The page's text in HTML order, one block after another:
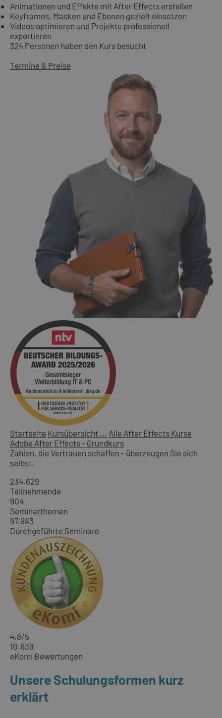
Animationen und Effekte mit After Effects erstellen
Keyframes, Masken und Ebenen gezielt einsetzen
Videos optimieren und Projekte professionell
exportieren
324 Personen haben den Kurs besucht
Termine & Preise
Startseite Kursübersicht ... Alle After Effects Kurse
Adobe After Effects - Grundkurs
Zahlen, die Vertrauen schaffen - überzeugen Sie sich
selbst.
234.629
Teilnehmende
904
Seminarthemen
97.983
Durchgeführte Seminare
4,8/5
10.639
eKomi Bewertungen
Unsere Schulungsformen kurz
erklärt